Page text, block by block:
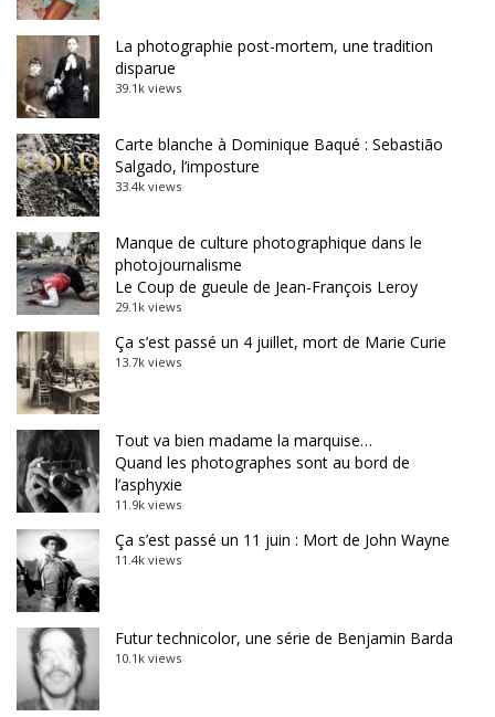
La photographie post-mortem, une tradition
disparue
39.1k views
Carte blanche à Dominique Baqué : Sebastião
Salgado, l’imposture
33.4k views
Manque de culture photographique dans le
photojournalisme
Le Coup de gueule de Jean-François Leroy
29.1k views
Ça s’est passé un 4 juillet, mort de Marie Curie
13.7k views
Tout va bien madame la marquise…
Quand les photographes sont au bord de
l’asphyxie
11.9k views
Ça s’est passé un 11 juin : Mort de John Wayne
11.4k views
Futur technicolor, une série de Benjamin Barda
10.1k views